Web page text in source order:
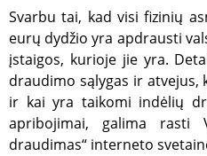
Svarbu tai, kad visi fizinių
eurų dydžio yra apdrausti
įstaigos, kurioje jie yra.
draudimo sąlygas ir atvejus,
ir kai yra taikomi indėlių
apribojimai, galima rasti
draudimas“ interneto
priemonėmis, greičiausiai
visomis svetainės
Pavadinimas
_tgidts